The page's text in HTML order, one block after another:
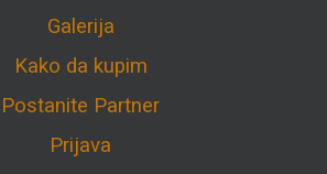
Galerija
Kako da kupim
Postanite Partner
Prijava